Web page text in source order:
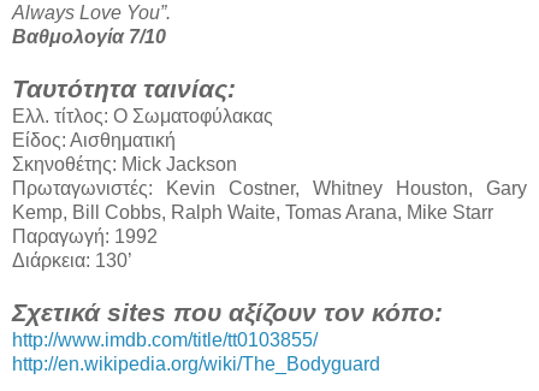
Always Love You”.
Βαθμολογία 7/10
Ταυτότητα ταινίας:
Ελλ. τίτλος: Ο Σωματοφύλακας
Είδος: Αισθηματική
Σκηνοθέτης: Mick Jackson
Πρωταγωνιστές: Kevin Costner, Whitney Houston, Gary
Kemp, Bill Cobbs, Ralph Waite, Tomas Arana, Mike Starr
Παραγωγή: 1992
Διάρκεια: 130’
Σχετικά sites που αξίζουν τον κόπο:
http://www.imdb.com/title/tt0103855/
http://en.wikipedia.org/wiki/The_Bodyguard